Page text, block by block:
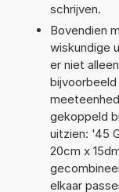
schrijven.
Bovendien
wiskundige
er niet
gekoppeld
uitzien: '45
20cm x
elkaar